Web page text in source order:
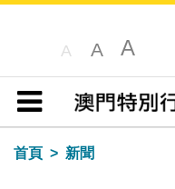
A A A
目錄
首頁
新聞